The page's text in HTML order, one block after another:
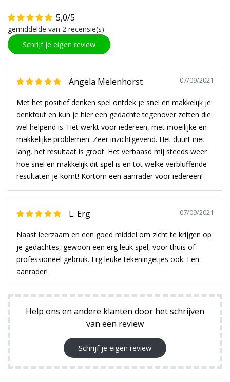
5,0/5
gemiddelde van 2 recensie(s)
Schrijf je eigen review
Angela Melenhorst 07/09/2021
Met het positief denken spel ontdek je snel en makkelijk je
denkfout en kun je hier een gedachte tegenover zetten die
wel helpend is. Het werkt voor iedereen, met moeilijke en
makkelijke problemen. Zeer inzichtgevend. Het duurt niet
lang, het resultaat is groot. Het verbaasd mij steeds weer
hoe snel en makkelijk dit spel is en tot welke verbluffende
resultaten je komt! Kortom een aanrader voor iedereen!
L. Erg 07/09/2021
Naast leerzaam en een goed middel om zicht te krijgen op
je gedachtes, gewoon een erg leuk spel, voor thuis of
professioneel gebruik. Erg leuke tekeningetjes ook. Een
aanrader!
Help ons en andere klanten door het schrijven
van een review
Schrijf je eigen review